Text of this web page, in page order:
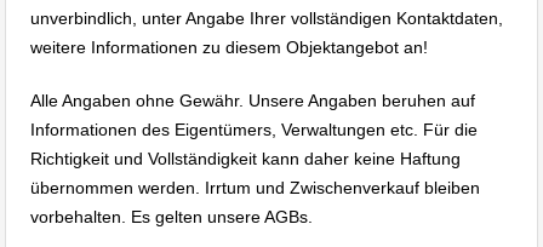
unverbindlich, unter Angabe Ihrer vollständigen Kontaktdaten,
weitere Informationen zu diesem Objektangebot an!
Alle Angaben ohne Gewähr. Unsere Angaben beruhen auf
Informationen des Eigentümers, Verwaltungen etc. Für die
Richtigkeit und Vollständigkeit kann daher keine Haftung
übernommen werden. Irrtum und Zwischenverkauf bleiben
vorbehalten. Es gelten unsere AGBs.